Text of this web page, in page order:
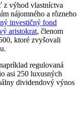
z výhod vlastníctva
nájomného a rôzneho
investičný fond
aristokrat, členom
ktoré zvyšovali
regulovaná
asi 250 luxusných
dividendový výnos